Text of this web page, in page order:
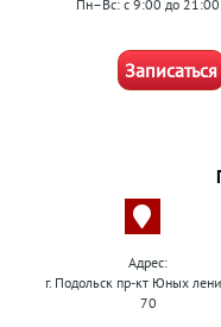
Пн–Вс: с 9:00 до 21:00
Записаться
Адрес:
г. Подольск пр-кт Юных
70